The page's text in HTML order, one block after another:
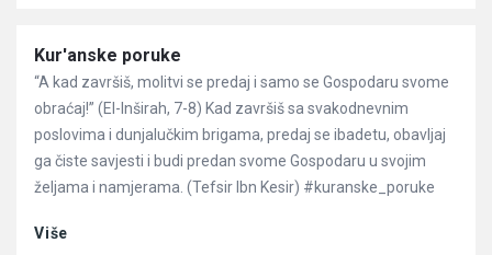
Članci
Kur'anske poruke
“A kad završiš, molitvi se predaj i samo se Gospodaru svome
obraćaj!” (El-Inširah, 7-8) Kad završiš sa svakodnevnim
poslovima i dunjalučkim brigama, predaj se ibadetu, obavljaj
ga čiste savjesti i budi predan svome Gospodaru u svojim
željama i namjerama. (Tefsir Ibn Kesir) #kuranske_poruke
Više